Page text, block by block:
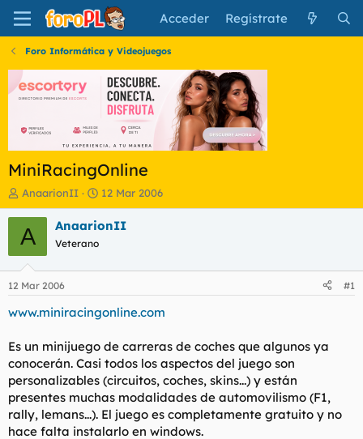
Acceder Regístrate
Foro Informática y Videojuegos
MiniRacingOnline
I
n
i
c
a
d
o
r
t
e
m
a
AnaarionII
F
e
c
i
n
o
12 Mar 2006
A AnaarionII
Veterano
12 Mar 2006 #1
www.miniracingonline.com
Es un minijuego de carreras de coches que algunos ya
conocerán. Casi todos los aspectos del juego son
personalizables (circuitos, coches, skins...) y están
presentes muchas modalidades de automovilismo (F1,
rally, lemans...). El juego es completamente gratuito y no
hace falta instalarlo en windows.